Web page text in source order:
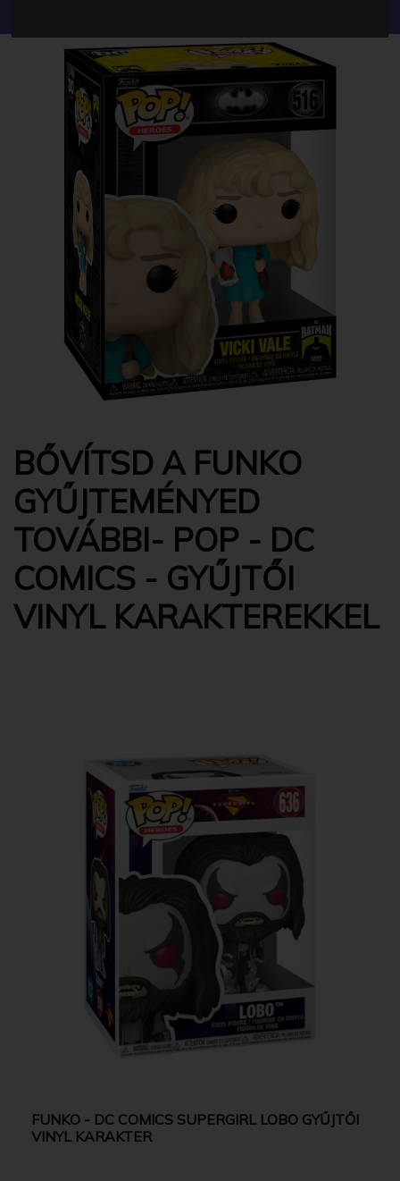
BŐVÍTSD A FUNKO
GYŰJTEMÉNYED
TOVÁBBI- POP - DC
COMICS - GYŰJTŐI
VINYL KARAKTEREKKEL
FUNKO - DC COMICS SUPERGIRL LOBO GYŰJTŐI
VINYL KARAKTER